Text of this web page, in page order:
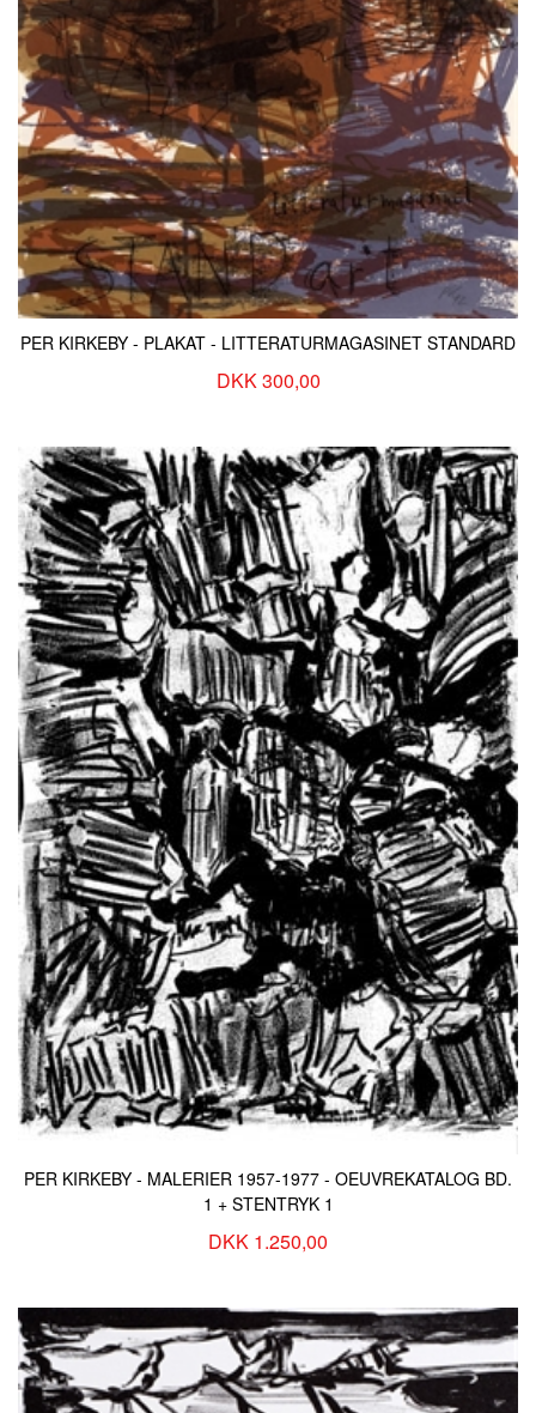
PER KIRKEBY - PLAKAT - LITTERATURMAGASINET STANDARD
DKK 300,00
PER KIRKEBY - MALERIER 1957-1977 - OEUVREKATALOG BD.
1 + STENTRYK 1
DKK 1.250,00